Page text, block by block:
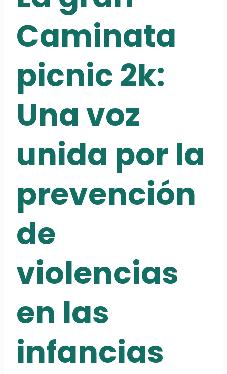
Caminata
picnic 2k:
Una voz
unida por la
prevención
de
violencias
en las
infancias